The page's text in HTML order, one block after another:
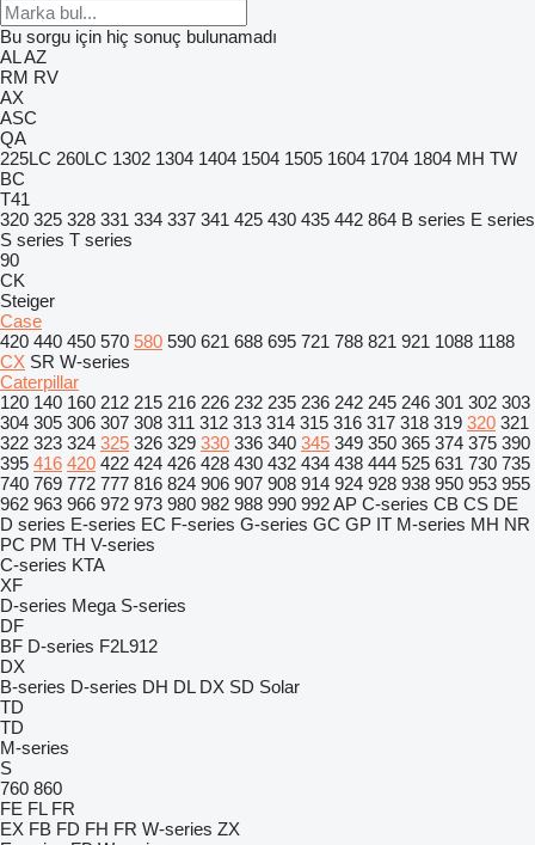
Bu sorgu için hiç sonuç bulunamadı
ALAZ
RM RV
AX
ASC
QA
225LC 260LC 1302 1304 1404 1504 1505 1604 1704 1804 MH TW
BC
T41
320 325 328 331 334 337 341 425 430 435 442 864 B series E series
S series T series
90
CK
Steiger
Case
420 440 450 570 580 590 621 688 695 721 788 821 921 1088 1188
CX SR W-series
Caterpillar
120 140 160 212 215 216 226 232 235 236 242 245 246 301 302 303
304 305 306 307 308 311 312 313 314 315 316 317 318 319 320 321
322 323 324 325 326 329 330 336 340 345 349 350 365 374 375 390
395 416 420 422 424 426 428 430 432 434 438 444 525 631 730 735
740 769 772 777 816 824 906 907 908 914 924 928 938 950 953 955
962 963 966 972 973 980 982 988 990 992AP C-series CB CS DE
D series E-series EC F-series G-series GC GP IT M-series MH NR
PC PM TH V-series
C-series KTA
XF
D-series Mega S-series
DF
BF D-series F2L912
DX
B-series D-series DH DL DX SD Solar
TD
TD
M-series
S
760 860
FE FL FR
EX FB FD FH FR W-series ZX